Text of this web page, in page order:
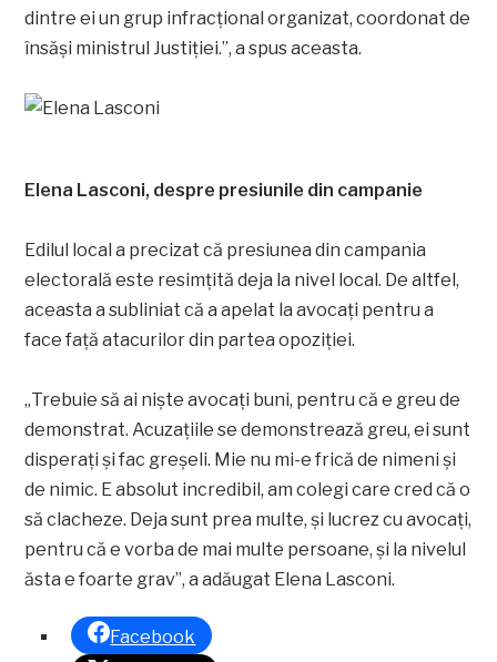
dintre ei un grup infracțional organizat, coordonat de
însăși ministrul Justiției.”, a spus aceasta.
Elena Lasconi, despre presiunile din campanie
Edilul local a precizat că presiunea din campania
electorală este resimțită deja la nivel local. De altfel,
aceasta a subliniat că a apelat la avocați pentru a
face față atacurilor din partea opoziției.
„Trebuie să ai niște avocați buni, pentru că e greu de
demonstrat. Acuzațiile se demonstrează greu, ei sunt
disperați și fac greșeli. Mie nu mi-e frică de nimeni și
de nimic. E absolut incredibil, am colegi care cred că o
să clacheze. Deja sunt prea multe, și lucrez cu avocați,
pentru că e vorba de mai multe persoane, și la nivelul
ăsta e foarte grav”, a adăugat Elena Lasconi.
Facebook